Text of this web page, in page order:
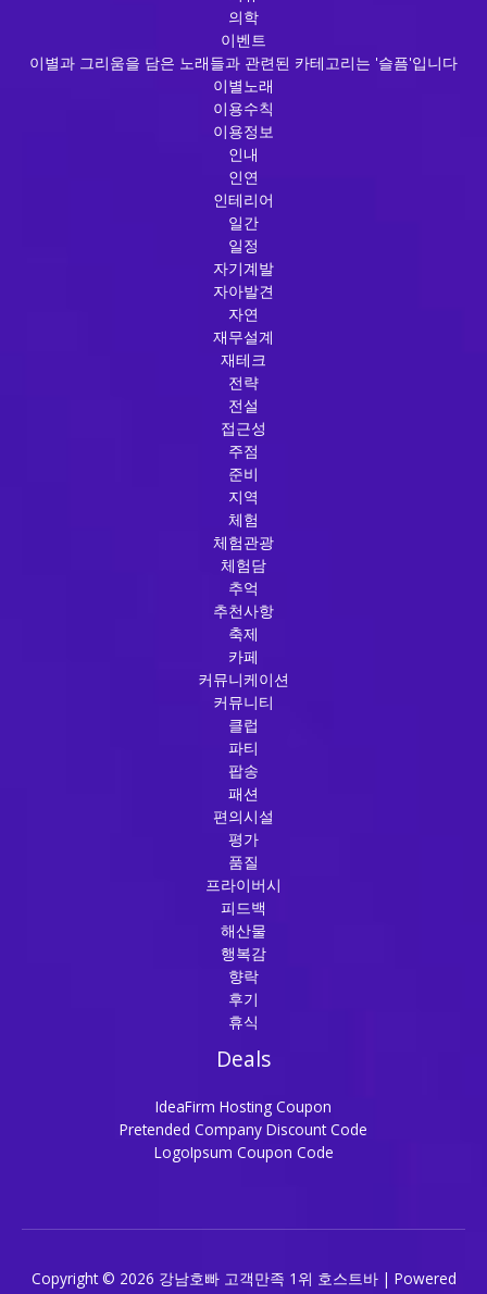
의학
이벤트
이별과 그리움을 담은 노래들과 관련된 카테고리는 '슬픔'입니다
이별노래
이용수칙
이용정보
인내
인연
인테리어
일간
일정
자기계발
자아발견
자연
재무설계
재테크
전략
전설
접근성
주점
준비
지역
체험
체험관광
체험담
추억
추천사항
축제
카페
커뮤니케이션
커뮤니티
클럽
파티
팝송
패션
편의시설
평가
품질
프라이버시
피드백
해산물
행복감
향락
후기
휴식
Deals
IdeaFirm Hosting Coupon
Pretended Company Discount Code
LogoIpsum Coupon Code
Copyright © 2026 강남호빠 고객만족 1위 호스트바 | Powered